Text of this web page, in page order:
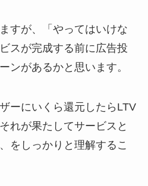
すが、「やってはいけな
スが完成する前に広告投
ンがあるかと思います。
ーにいくら還元したらLTV
れが果たしてサービスと
をしっかりと理解するこ